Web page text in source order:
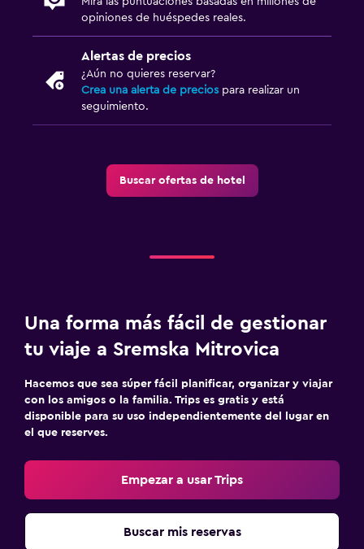
opiniones de huéspedes reales.
Alertas de precios
¿Aún no quieres reservar?
Crea una alerta de precios para realizar un
seguimiento.
Buscar ofertas de hotel
Una forma más fácil de gestionar
tu viaje a Sremska Mitrovica
Hacemos que sea súper fácil planificar, organizar y viajar
con los amigos o la familia. Trips es gratis y está
disponible para su uso independientemente del lugar en
el que reserves.
Empezar a usar Trips
Buscar mis reservas